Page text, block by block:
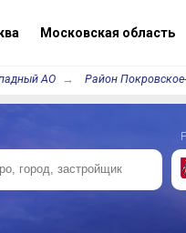
Московская область
АО Район